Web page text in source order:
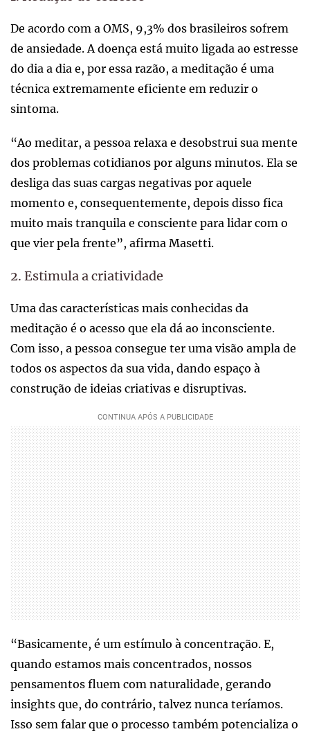
De acordo com a OMS, 9,3% dos brasileiros sofrem
de ansiedade. A doença está muito ligada ao estresse
do dia a dia e, por essa razão, a meditação é uma
técnica extremamente eficiente em reduzir o
sintoma.
“Ao meditar, a pessoa relaxa e desobstrui sua mente
dos problemas cotidianos por alguns minutos. Ela se
desliga das suas cargas negativas por aquele
momento e, consequentemente, depois disso fica
muito mais tranquila e consciente para lidar com o
que vier pela frente”, afirma Masetti.
2. Estimula a criatividade
Uma das características mais conhecidas da
meditação é o acesso que ela dá ao inconsciente.
Com isso, a pessoa consegue ter uma visão ampla de
todos os aspectos da sua vida, dando espaço à
construção de ideias criativas e disruptivas.
“Basicamente, é um estímulo à concentração. E,
quando estamos mais concentrados, nossos
pensamentos fluem com naturalidade, gerando
insights que, do contrário, talvez nunca teríamos.
Isso sem falar que o processo também potencializa o